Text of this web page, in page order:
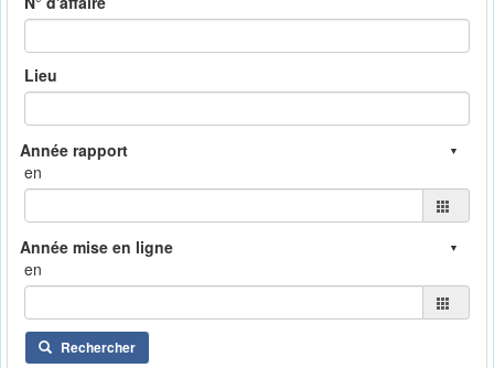
Lieu
en
en
Rechercher